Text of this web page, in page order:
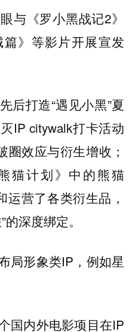
与《罗小黑战记2》
篇》等影片开展宣发
后打造“遇见小黑”夏
IP citywalk打卡活动
圈效应与衍生增收；
猫计划》中的熊猫
运营了各类衍生品，
深度绑定。
局形象类IP，例如星
国内外电影项目在IP